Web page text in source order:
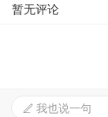
暂无评论
 我也说一句